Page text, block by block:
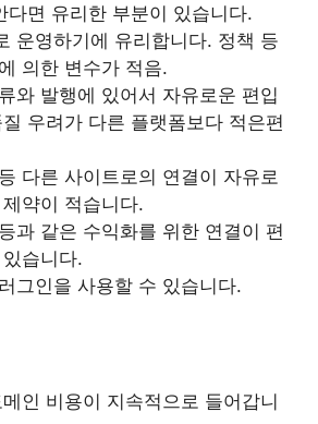
다면 유리한 부분이 있습니다.
운영하기에 유리합니다. 정책 등
의한 변수가 적음.
와 발행에 있어서 자유로운 편입
우려가 다른 플랫폼보다 적은편
다른 사이트로의 연결이 자유로
약이 적습니다.
과 같은 수익화를 위한 연결이 편
습니다.
그인을 사용할 수 있습니다.
인 비용이 지속적으로 들어갑니